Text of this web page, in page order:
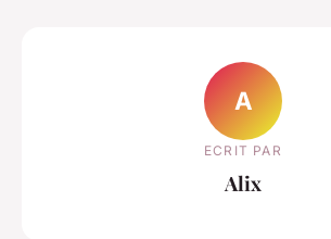
A
ECRIT PAR
Alix